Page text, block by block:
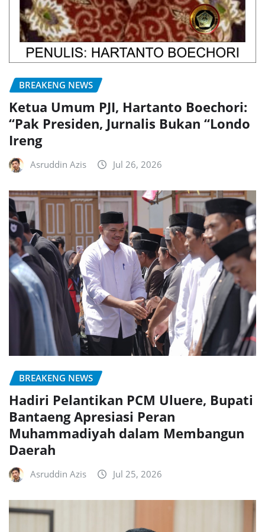
BREAKENG NEWS
Ketua Umum PJI, Hartanto Boechori:
“Pak Presiden, Jurnalis Bukan “Londo
Ireng
Asruddin Azis Jul 26, 2026
BREAKENG NEWS
Hadiri Pelantikan PCM Uluere, Bupati
Bantaeng Apresiasi Peran
Muhammadiyah dalam Membangun
Daerah
Asruddin Azis Jul 25, 2026